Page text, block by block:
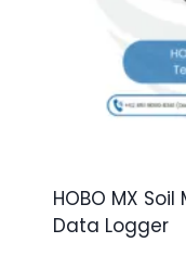
HOBO MX
Data Logger